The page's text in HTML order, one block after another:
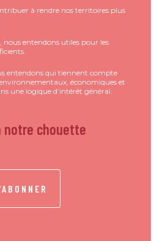
à rendre nos territoires plus
, nous entendons utiles pour les
entendons qui tiennent compte
économiques et
une logique d’intérêt général.
notre chouette